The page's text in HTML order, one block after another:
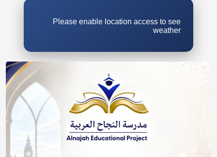
Please enable location access to see
weather